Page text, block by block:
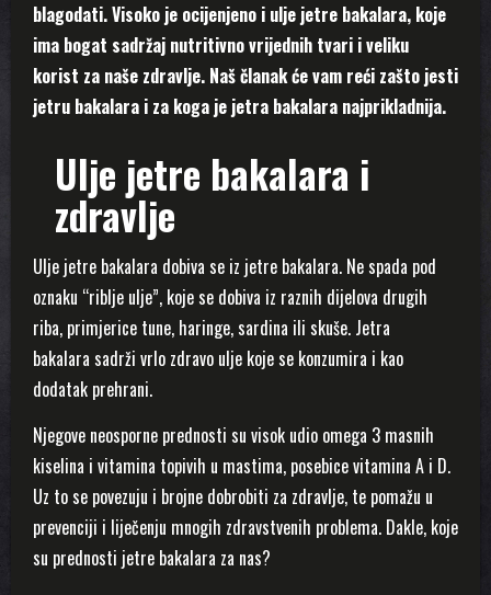
blagodati. Visoko je ocijenjeno i ulje jetre bakalara, koje
ima bogat sadržaj nutritivno vrijednih tvari i veliku
korist za naše zdravlje. Naš članak će vam reći zašto jesti
jetru bakalara i za koga je jetra bakalara najprikladnija.
Ulje jetre bakalara i
zdravlje
Ulje jetre bakalara dobiva se iz jetre bakalara. Ne spada pod
oznaku “riblje ulje”, koje se dobiva iz raznih dijelova drugih
riba, primjerice tune, haringe, sardina ili skuše. Jetra
bakalara sadrži vrlo zdravo ulje koje se konzumira i kao
dodatak prehrani.
Njegove neosporne prednosti su visok udio omega 3 masnih
kiselina i vitamina topivih u mastima, posebice vitamina A i D.
Uz to se povezuju i brojne dobrobiti za zdravlje, te pomažu u
prevenciji i liječenju mnogih zdravstvenih problema. Dakle, koje
su prednosti jetre bakalara za nas?